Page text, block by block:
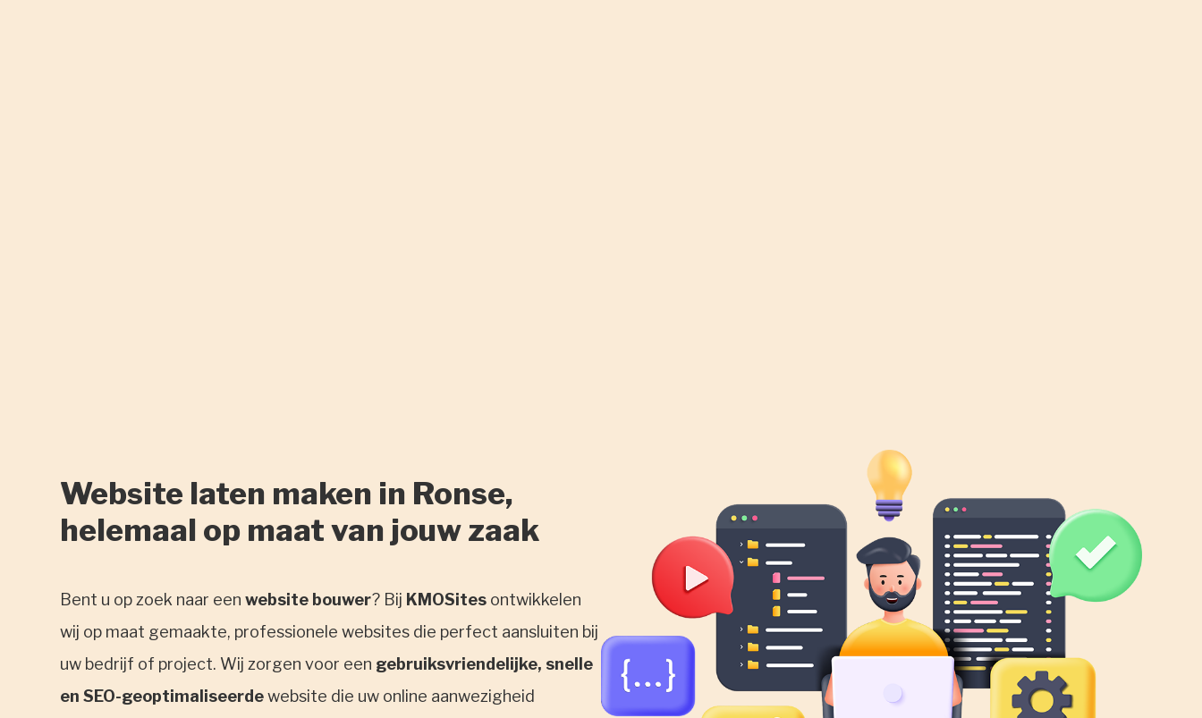
Website laten maken in Ronse,
helemaal op maat van jouw zaak
Bent u op zoek naar eenwebsite bouwer? Bij KMOSites ontwikkelen
wij op maat gemaakte, professionele websites die perfect aansluiten bij
uw bedrijf of project. Wij zorgen voor een gebruiksvriendelijke, snelle
en SEO-geoptimaliseerdewebsite die uw online aanwezigheid